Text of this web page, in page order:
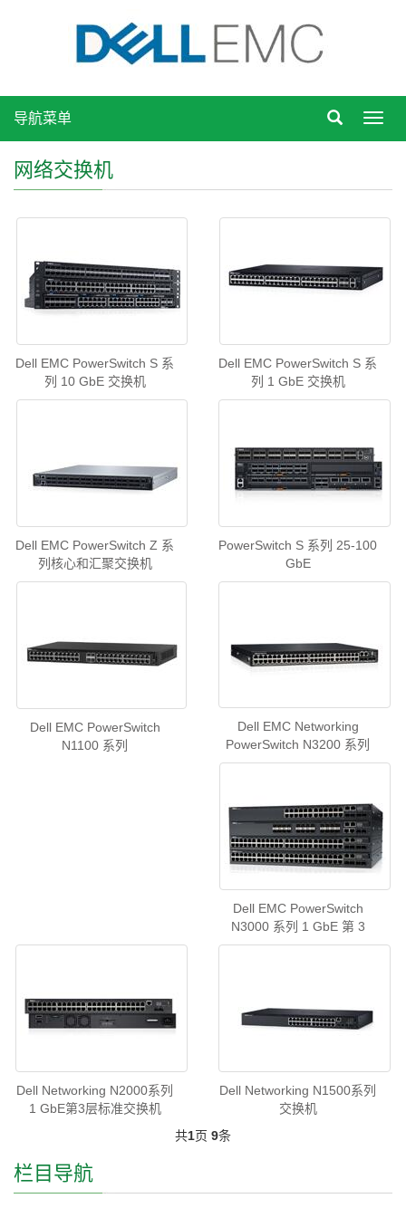
导航菜单
网络交换机
Dell EMC PowerSwitch S 系
列 10 GbE 交换机
Dell EMC PowerSwitch S 系
列 1 GbE 交换机
Dell EMC PowerSwitch Z 系
列核心和汇聚交换机
PowerSwitch S 系列 25-100
GbE
Dell EMC PowerSwitch
N1100 系列
Dell EMC Networking
PowerSwitch N3200 系列
Dell EMC PowerSwitch
N3000 系列 1 GbE 第 3
Dell Networking N2000系列
1 GbE第3层标准交换机
Dell Networking N1500系列
交换机
共1页 9条
栏目导航